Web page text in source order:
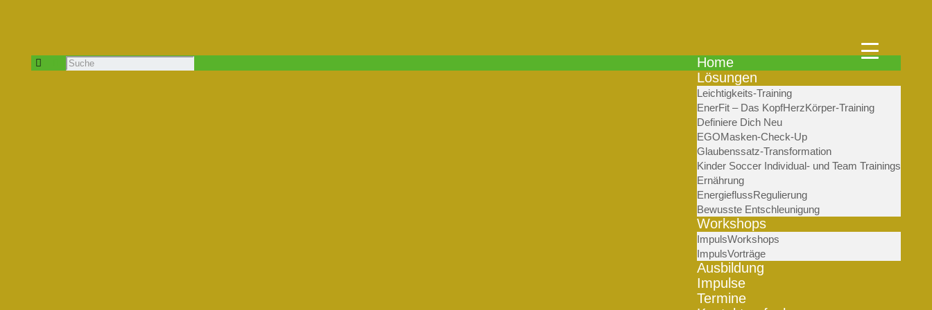
Home
Lösungen
Leichtigkeits-Training
EnerFit – Das KopfHerzKörper-Training
Definiere Dich Neu
EGOMasken-Check-Up
Glaubenssatz-Transformation
Kinder Soccer Individual- und Team Trainings
Ernährung
EnergieflussRegulierung
Bewusste Entschleunigung
Workshops
ImpulsWorkshops
ImpulsVorträge
Ausbildung
Impulse
Termine